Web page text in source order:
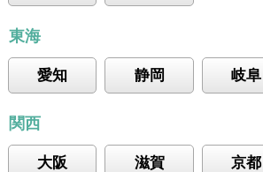
東海
愛知 静岡 岐阜
関西
大阪 滋賀 京都